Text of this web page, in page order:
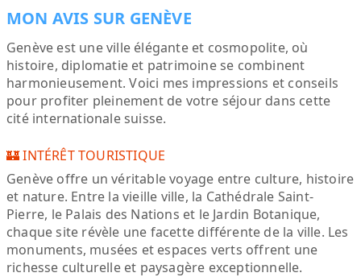
MON AVIS SUR GENÈVE
Genève est une ville élégante et cosmopolite, où
histoire, diplomatie et patrimoine se combinent
harmonieusement. Voici mes impressions et conseils
pour profiter pleinement de votre séjour dans cette
cité internationale suisse.
🏰 INTÉRÊT TOURISTIQUE
Genève offre un véritable voyage entre culture, histoire
et nature. Entre la vieille ville, la Cathédrale Saint-
Pierre, le Palais des Nations et le Jardin Botanique,
chaque site révèle une facette différente de la ville. Les
monuments, musées et espaces verts offrent une
richesse culturelle et paysagère exceptionnelle.